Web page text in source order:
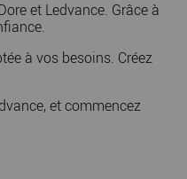
et Ledvance. Grâce à
à vos besoins. Créez
et commencez